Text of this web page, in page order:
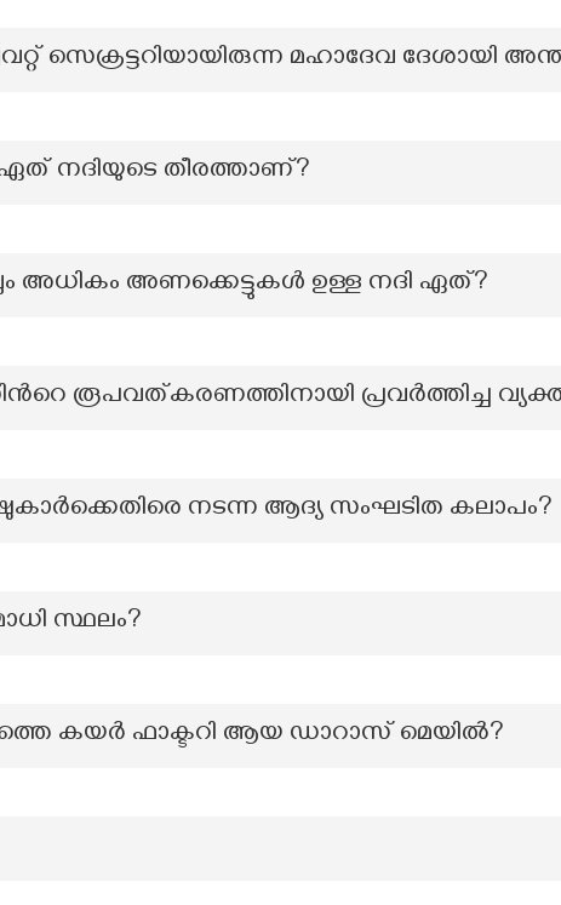
സെക്രട്ടറിയായിരുന്ന മഹാദേവ ദേശായി
നദിയുടെ തീരത്താണ്?
അധികം അണക്കെട്ടുകൾ ഉള്ള നദി ഏത്?
രൂപവത്കരണത്തിനായി പ്രവർത്തിച്ച
നടന്ന ആദ്യ സംഘടിത കലാപം?
സ്ഥലം?
കയർ ഫാക്ടറി ആയ ഡാറാസ് മെയിൽ?